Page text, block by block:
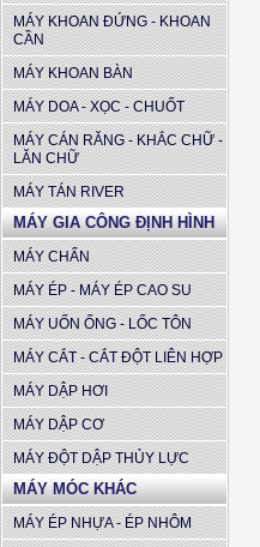
MÁY KHOAN ĐỨNG - KHOAN
CẦN
MÁY KHOAN BÀN
MÁY DOA - XỌC - CHUỐT
MÁY CÁN RĂNG - KHẮC CHỮ -
LĂN CHỮ
MÁY TÁN RIVER
MÁY GIA CÔNG ĐỊNH HÌNH
MÁY CHẤN
MÁY ÉP - MÁY ÉP CAO SU
MÁY UỐN ỐNG - LỐC TÔN
MÁY CẮT - CẮT ĐỘT LIÊN HỢP
MÁY DẬP HƠI
MÁY DẬP CƠ
MÁY ĐỘT DẬP THỦY LỰC
MÁY MÓC KHÁC
MÁY ÉP NHỰA - ÉP NHÔM